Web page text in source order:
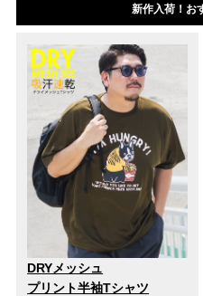
新作入荷！お
DRYメッシュ
プリント半袖Tシャツ